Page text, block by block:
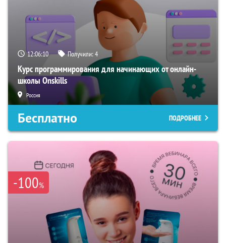
12:06:09 Получили:4
Курс программирования для начинающих от онлайн-
школы Onskills
Россия
Бесплатно ПОДРОБНЕЕ
-100%